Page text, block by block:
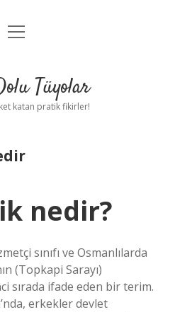
Anasayfa
Uyarı
menüyü
Tüyolar
katan pratik fikirler!
nedir?
sınıfı ve Osmanlılarda
(Topkapi Sarayı)
sırada ifade eden bir terim.
erkekler devlet